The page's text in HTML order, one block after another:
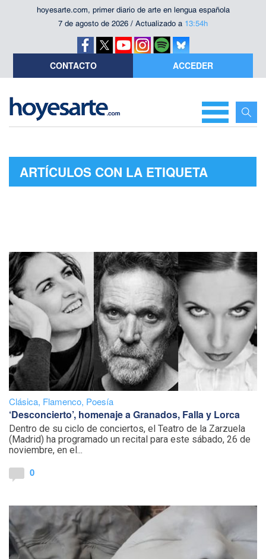
hoyesarte.com, primer diario de arte en lengua española
7 de agosto de 2026 / Actualizado a 13:54h
CONTACTO ACCEDER
ARTÍCULOS CON LA ETIQUETA
Clásica, Flamenco, Poesía
‘Desconcierto’, homenaje a Granados, Falla y Lorca
Dentro de su ciclo de conciertos, el Teatro de la Zarzuela
(Madrid) ha programado un recital para este sábado, 26 de
noviembre, en el...
0